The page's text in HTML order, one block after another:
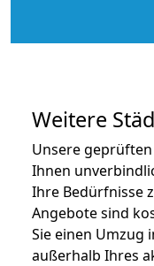
Weitere
Unsere
Ihnen
Ihre Bedürfnisse
Angebote sind
Sie einen Umzug
außerhalb Ihres